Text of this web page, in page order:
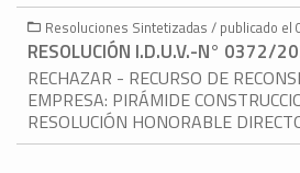
Resoluciones Sintetizadas / publicado el
RESOLUCIÓN I.D.U.V.-N° 0372/
RECHAZAR - RECURSO DE
EMPRESA: PIRÁMIDE
RESOLUCIÓN HONORABLE